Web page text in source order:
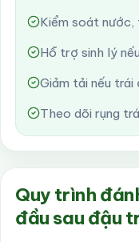
Kiểm soát nước,
Hỗ trợ sinh lý
Giảm tải nếu
Theo dõi rụng
Quy trình
đầu sau đậu